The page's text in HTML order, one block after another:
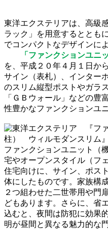
東洋エクステリアは、高級
ラック」を用意するととも
でコンパクトなデザインに
「ファンクションユニ
を、平成２０年４月１日か
サイン（表札）、インター
のスリム縦型ポストやガラ
「ＧＢウォール」などの豊
性豊かなファンクションユ
ファンクションユニット（
宅やオープンスタイル（フ
住宅向けに、サイン、ポス
体にしたものです。家族構
２つ組わせた二世帯用や門
どもあります。さらに、省
込むと、夜間は防犯に効果
明が昼間と異なる魅力的な